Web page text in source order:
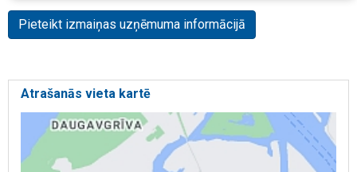
Pieteikt izmaiņas uzņēmuma informācijā
Atrašanās vieta kartē